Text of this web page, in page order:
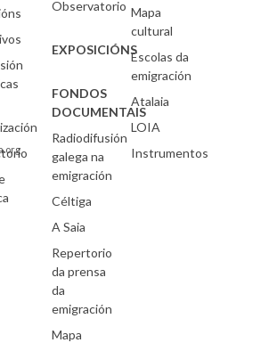
Observatorio
EXPOSICIÓNS
FONDOS
DOCUMENTAIS
Radiodifusión
galega na
emigración
Céltiga
A Saia
Repertorio
da prensa
da
emigración
Mapa
Mapa
cultural
Escolas da
emigración
Atalaia
LOIA
Instrumentos